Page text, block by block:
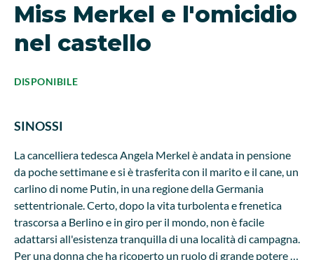
Miss Merkel e l'omicidio
nel castello
DISPONIBILE
SINOSSI
La cancelliera tedesca Angela Merkel è andata in pensione
da poche settimane e si è trasferita con il marito e il cane, un
carlino di nome Putin, in una regione della Germania
settentrionale. Certo, dopo la vita turbolenta e frenetica
trascorsa a Berlino e in giro per il mondo, non è facile
adattarsi all'esistenza tranquilla di una località di campagna.
Per una donna che ha ricoperto un ruolo di grande potere e